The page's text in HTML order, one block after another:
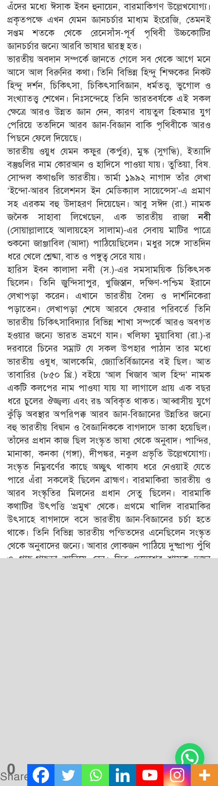
0
Shares
এঁদের মধ্যে ঈসাক ইবন হুনায়েন, বারমাকিগণ উল্লেখযোগ্য।
প্রকৃতপক্ষে এখন যেমন জ্ঞানচর্চার মাধ্যম ইংরেজি, তেমনই
সপ্তম শতকে থেকে রেনেসাঁস-পূর্ব পৃথিবী উচ্চকোটির
জ্ঞানচর্চার জন্যে আরবি ভাষার দ্বারস্থ হত।
ভারতীয় অবদান সম্পর্কে জানতে গেলে সব থেকে আগে মনে
আসে আল বিরুনির কথা। তিনি বিভিন্ন হিন্দু শিক্ষকের নিকট
হিন্দু দর্শন, চিকিৎসা, চিকিৎসাবিজ্ঞান, ধর্মতত্ত্ব, ভুগোল ও
সংখ্যাতত্ত্ব শেখেন। নিঃসন্দেহে তিনি ভারতবর্ষকে এই সকল
ক্ষেত্রে আরও উন্নত জ্ঞান দেন, কারণ বায়তুল হিকমার যুগ
পেরিয়ে ততদিনে আরব জ্ঞান-বিজ্ঞান বাকি পৃথিবীকে আরও
পিছনে ফেলে দিয়েছে।
ভারতীয় ওয়ুধ যেমন কফুর (কর্পুর), মুস্ক (সুগন্ধি), ইত্যাদি
বস্তুগুলির নাম কোরআন ও হাদিসে পাওয়া যায়। তুতিয়া, বিষ.
সোন্দল কথাগুলি ভারতীয়। ভার্মা ১৯৯২ নাগাদ তাঁর লেখা
‘ইন্দো-আরব রিলেশনস ইন মেডিক্যাল সায়েন্সেস’-এ প্রমাণ
সহ এরকম বহু উদাহরণ দিয়েছেন। আবু সঈদ (রা.) নামক
জনৈক সাহাবা লিখেছেন, এক ভারতীয় রাজানবী
(সোয়াল্লালাহে আলায়হেস সালাম)-এর সেবায় মাটির পাত্রে
শুকনো জাঞ্জাবিল (আদা) পাঠিয়েছিলেন। মধুর সঙ্গে সাতদিন
ধরে খেলে শ্লেষ্মা, বাত ও পঙ্গুত্ব সেরে যায়।
হারিস ইবন কালাদা নবী (স.)-এর সমসাময়িক চিকিৎসক
ছিলেন। তিনি জুন্দিসাপুর, খুজিস্তান, দক্ষিণ-পশ্চিম ইরানে
লেখাপড়া করেন। এখানে ভারতীয় বৈদ্য ও দার্শনিকেরা
পড়াতেন। লেখাপড়া শেষে আরবে ফেরার পরিবর্তে তিনি
ভারতীয় চিকিৎসাবিদ্যার বিভিন্ন শাখা সম্পর্কে আরও অবগত
হওয়ার জন্যে ভারত ভ্রমণে যান। খলিফা মুয়াবিষা (রা.)-র
দরবারে চিনের সম্রাট যে সকল উপহার পাঠান তার মধ্যে
ভারতীয় ওষুধ, আলকেমি, জ্যোতির্বিজ্ঞানের বই ছিল। আত
তাবারির (৮৫০ খ্রি.) বইয়ে ‘আল খিজাব আল হিন্দ’ নামক
একটি কলপের নাম পাওযা যায় যা লাগালে প্রায় এক বছর
ধরে চুলের ঔজ্জ্বল্য এবং রঙ অবিকৃত থাকত। আব্বাসীয় যুগে
কুঁড়ি অবস্থার অপরিপক্ক আরব জ্ঞান-বিজ্ঞানের উন্নতির জন্যে
বহু ভারতীয় বিদ্বান ও বৈজ্ঞানিককে বাগদাদে ডাকা হয়েছিল।
তাঁদের প্রধান কাজ ছিল সংস্কৃত ভাষা থেকে অনুবাদ। পান্দির,
মানাকা, কনকা (গঙ্গা), দীপঙ্কর, নকুল প্রভৃতি উল্লেখযোগ্য।
সংস্কৃত নিম্নবর্ণের কাছে অচ্ছুৎ থাকায ধরে নেওয়াই যেতে
পারে এঁরা সকলেই ছিলেন ব্রাহ্মণ। বারমাকিরা ভারতীয় ও
আরব সংস্কৃতির মিলনের প্রধান সেতু ছিলেন। বারমাকি
কথাটির উৎপত্তি ‘প্রমুখ’ থেকে। প্রথমে খালিদ বারমাকির
উৎসাহে বাগদাদে বসে ভারতীয় জ্ঞান-বিজ্ঞানের চর্চা হতে
থাকে। তিনি বিভিন্ন ভারতীয় পন্ডিতদের এনেছিলেন সংস্কৃত
থেকে অনুবাদের জন্যে। আবার লোকজন পাঠিয়ে দুষ্প্রাপ্য পুঁথি
ও গাছ-গাছড়া আনিয়ে নেন। সিব্ধু প্রদেশের শাসক দুজন